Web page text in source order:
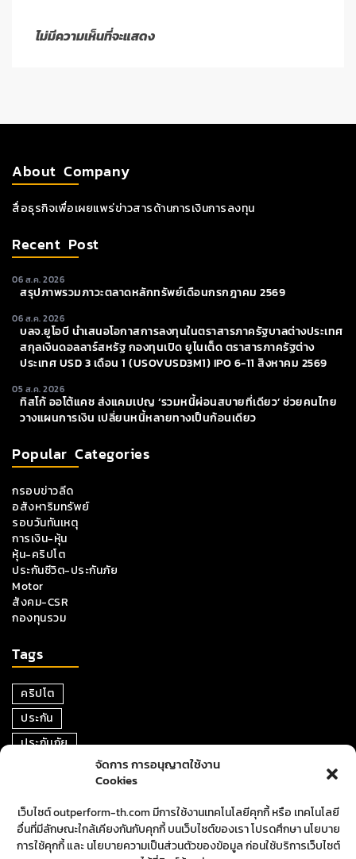
จัดการ การอนุญาตใช้งาน
Cookies
เว็บไซต์ outperform-th.com มีการใช้งานเทคโนโลยีคุกกี้ หรือ เทคโนโลยี
อื่นที่มีลักษณะใกล้เคียงกันกับคุกกี้ บนเว็บไซต์ของเรา โปรดศึกษา นโยบาย
การใช้คุกกี้ และ นโยบายความเป็นส่วนตัวของข้อมูล ก่อนใช้บริการเว็บไซต์
ไม่มีความเห็นที่จะแสดง
About Company
สื่อธุรกิจเพื่อเผยแพร่ข่าวสารด้านการเงินการลงทุน
Recent Post
06 ส.ค. 2026
สรุปภาพรวมภาวะตลาดหลักทรัพย์เดือนกรกฎาคม 2569
06 ส.ค. 2026
บลจ.ยูโอบี นำเสนอโอกาสการลงทุนในตราสารภาครัฐบาลต่างประเทศ
สกุลเงินดอลลาร์สหรัฐ กองทุนเปิด ยูไนเต็ด ตราสารภาครัฐต่าง
ประเทศ USD 3 เดือน 1 (USOVUSD3M1) IPO 6-11 สิงหาคม 2569
05 ส.ค. 2026
ทิสโก้ ออโต้แคช ส่งแคมเปญ ‘รวมหนี้ผ่อนสบายที่เดียว’ ช่วยคนไทย
วางแผนการเงิน เปลี่ยนหนี้หลายทางเป็นก้อนเดียว
Popular Categories
กรอบข่าวลีด
อสังหาริมทรัพย์
รอบวันทันเหตุ
การเงิน-หุ้น
หุ้น-คริปโต
ประกันชีวิต-ประกันภัย
Motor
สังคม-CSR
กองทุนรวม
Tags
คริปโต
ประกัน
ประกันภัย
ตราสารหนี้
อสังหาริมทรัพย์